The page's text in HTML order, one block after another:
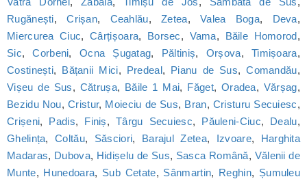
Rugănești,Crișan, Ceahlău,Zetea,Valea Boga, Deva,
Miercurea Ciuc,Cârțișoara, Borsec, Vama, Băile Homorod,
Sic,Corbeni, Ocna Șugatag, Păltiniș, Orșova, Timișoara,
Costinești, Bățanii Mici, Predeal, Pianu de Sus,Comandău,
Vișeu de Sus, Cătrușa, Băile 1 Mai, Făget, Oradea, Vărșag,
Bezidu Nou,Cristur, Moieciu de Sus, Bran, Cristuru Secuiesc,
Crișeni, Padis, Finiș,Târgu Secuiesc, Păuleni-Ciuc, Dealu,
Ghelința,Coltău, Săsciori, Barajul Zetea, Izvoare, Harghita
Madaras, Dubova, Hidișelu de Sus, Sasca Română, Vălenii de
Munte, Hunedoara, Sub Cetate, Sânmartin, Reghin, Șumuleu